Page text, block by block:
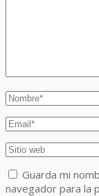
Guarda mi
navegador para la